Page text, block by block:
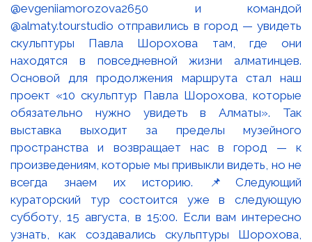
@evgeniiamorozova2650 и командой
@almaty.tourstudio отправились в город — увидеть
скульптуры Павла Шорохова там, где они
находятся в повседневной жизни алматинцев.
Основой для продолжения маршрута стал наш
проект «10 скульптур Павла Шорохова, которые
обязательно нужно увидеть в Алматы». Так
выставка выходит за пределы музейного
пространства и возвращает нас в город — к
произведениям, которые мы привыкли видеть, но не
всегда знаем их историю. 📌Следующий
кураторский тур состоится уже в следующую
субботу, 15 августа, в 15:00. Если вам интересно
узнать, как создавались скульптуры Шорохова,